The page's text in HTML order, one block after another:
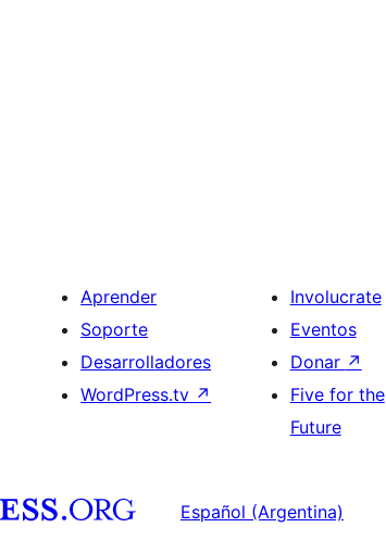
Aprender
Soporte
Desarrolladores
WordPress.tv ↗
Involucrate
Eventos
Donar ↗
Five for the
Future
Español (Argentina)